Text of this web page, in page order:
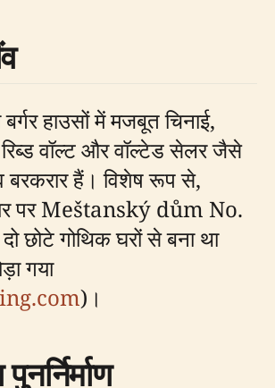
हाउसों में मजबूत चिनाई,
वॉल्ट और वॉल्टेड सेलर जैसे
बरकरार हैं। विशेष रूप से,
पर Meštanský dům No.
छोटे गोथिक घरों से बना था
गया
)।